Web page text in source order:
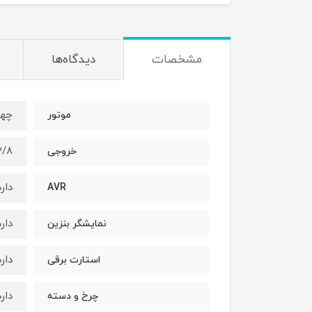
مشخصات دیدگاه‌ها
موتور
خروجی ۳/۸
AVR
نمایشگر بنزین
استارت برقی
چرخ و دسته